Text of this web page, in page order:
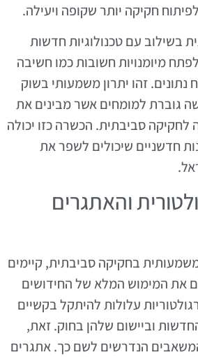
חקיקה יותר שקופה ויעילה.
בשילוב עם טכנולוגיות חדשות
מיומנויות חשובות כמו חשיבה
נתונים. זהו יתרון משמעותי בשוק
גוברת למומחים אשר מבינים את
לחקיקה סביבתית. הכשרה כזו יכולה
חדשניים שיכולים לשפר את
והאתגרים
בחקיקה סביבתית, קיימים
את המימוש המלא של החידושים
עלולות להיתקל בקשיים
וביישום שלהן בחוק. זאת,
הנדרשים לשם כך. אתגרים